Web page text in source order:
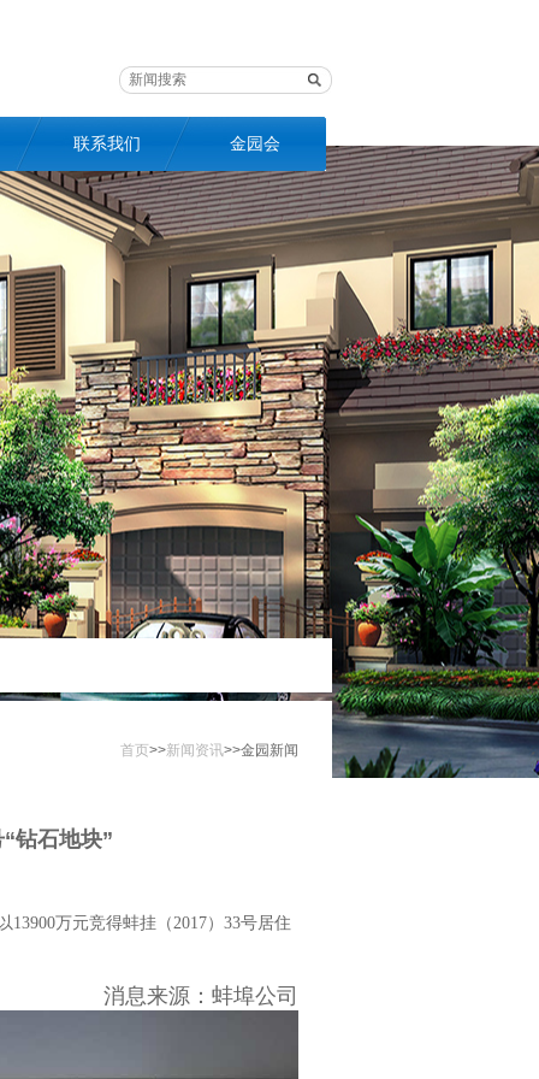
联系我们 金园会
首页>>新闻资讯>>金园新闻
钻石地块”
万元竞得蚌挂（2017）33号居住
消息来源：蚌埠公司